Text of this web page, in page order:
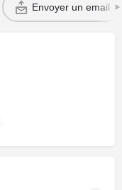
Envoyer un email